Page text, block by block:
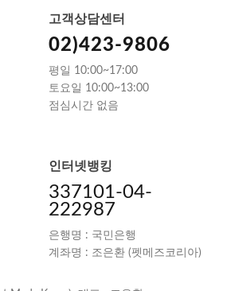
고객상담센터
02)423-9806
평일 10:00~17:00
토요일 10:00~13:00
점심시간 없음
인터넷뱅킹
337101-04-
222987
은행명 : 국민은행
계좌명 : 조은환 (펫메즈코리아)